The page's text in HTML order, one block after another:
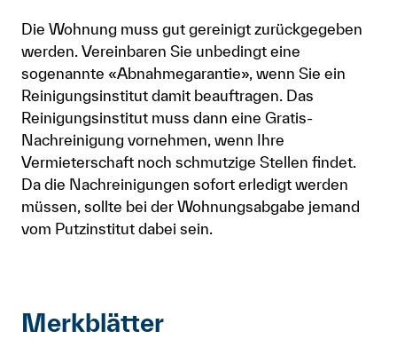
Die Wohnung muss gut gereinigt zurückgegeben
werden. Vereinbaren Sie unbedingt eine
sogenannte «Abnahmegarantie», wenn Sie ein
Reinigungsinstitut damit beauftragen. Das
Reinigungsinstitut muss dann eine Gratis-
Nachreinigung vornehmen, wenn Ihre
Vermieterschaft noch schmutzige Stellen findet.
Da die Nachreinigungen sofort erledigt werden
müssen, sollte bei der Wohnungsabgabe jemand
vom Putzinstitut dabei sein.
Merkblätter